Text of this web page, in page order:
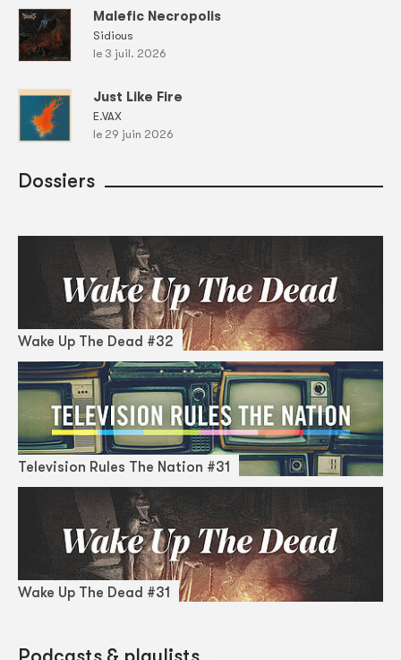
Malefic Necropolis
Sidious
le 3 juil. 2026
Just Like Fire
E.VAX
le 29 juin 2026
Dossiers
Wake Up The Dead #32
Television Rules The Nation #31
Wake Up The Dead #31